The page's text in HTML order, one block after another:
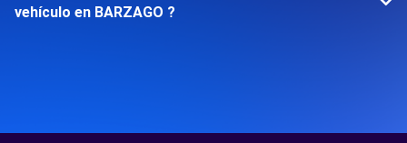
vehículo en BARZAGO ?